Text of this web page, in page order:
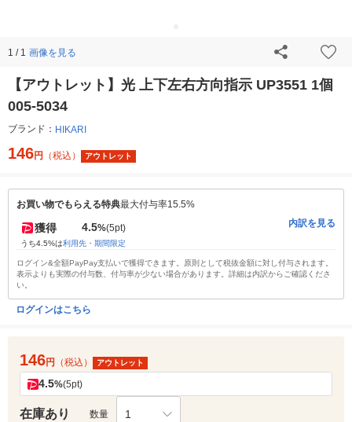
1 / 1 画像を見る
【アウトレット】光 上下左右方向指示 UP3551 1個
005-5034
ブランド： HIKARI
146円 （税込） アウトレット
お買い物でもらえる特典最大付与率15.5%
獲得 4.5%(5pt)
うち4.5%は利用先・期間限定
内訳を見る
ログイン&全額PayPay支払いで獲得できます。原則として税抜金額に対し付与されます。
表示よりも実際の付与数、付与率が少ない場合があります。詳細は内訳からご確認くださ
い。
ログインはこちら
146円 （税込） アウトレット
4.5%(5pt)
在庫あり 数量 1